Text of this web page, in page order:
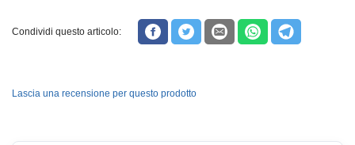
Condividi questo articolo:
Lascia una recensione per questo prodotto